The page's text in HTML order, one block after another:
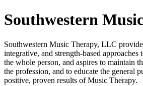
Southwestern
Southwestern Music Therapy, LLC
integrative, and strength-based approaches
the whole person, and aspires to maintain
the profession, and to educate the general
positive, proven results of Music Therapy.​